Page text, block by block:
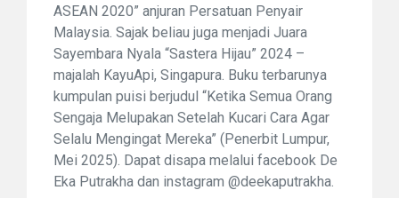
ASEAN 2020” anjuran Persatuan Penyair
Malaysia. Sajak beliau juga menjadi Juara
Sayembara Nyala “Sastera Hijau” 2024 –
majalah KayuApi, Singapura. Buku terbarunya
kumpulan puisi berjudul “Ketika Semua Orang
Sengaja Melupakan Setelah Kucari Cara Agar
Selalu Mengingat Mereka” (Penerbit Lumpur,
Mei 2025). Dapat disapa melalui facebook De
Eka Putrakha dan instagram @deekaputrakha.